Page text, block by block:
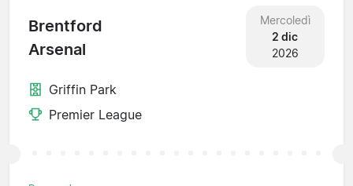
Brentford
Arsenal
Mercoledì
2 dic
2026
Griffin Park
Premier League